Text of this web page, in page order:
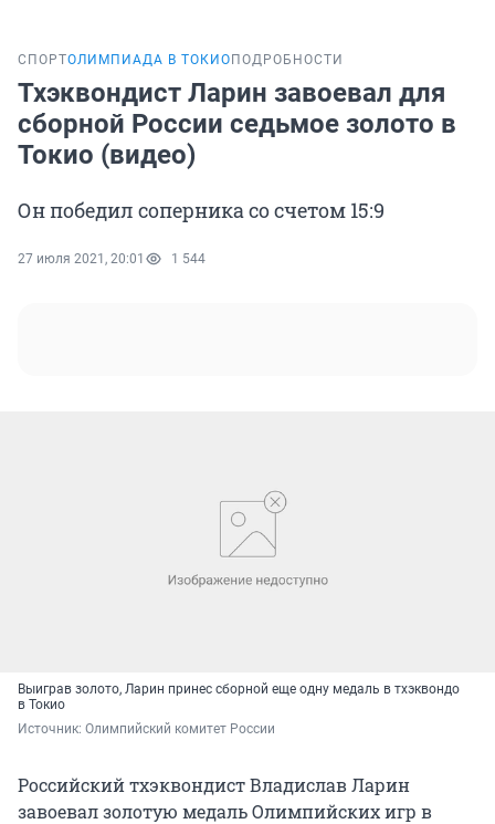
СПОРТОЛИМПИАДА В ТОКИО ПОДРОБНОСТИ
Тхэквондист Ларин завоевал для
сборной России седьмое золото в
Токио (видео)
Он победил соперника со счетом 15:9
27 июля 2021, 20:01 1 544
Выиграв золото, Ларин принес сборной еще одну медаль в тхэквондо
в Токио
Источник: Олимпийский комитет России
Российский тхэквондист Владислав Ларин
завоевал золотую медаль Олимпийских игр в